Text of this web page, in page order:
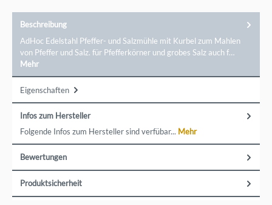
16, 68167 Mannheim, info@adhoc-design.de
Beschreibung
AdHoc Edelstahl Pfeffer- und Salzmühle mit Kurbel zum Mahlen
von Pfeffer und Salz. für Pfefferkörner und grobes Salz auch f…
Mehr
Eigenschaften
Infos zum Hersteller
Folgende Infos zum Hersteller sind verfübar... Mehr
Bewertungen
Produktsicherheit